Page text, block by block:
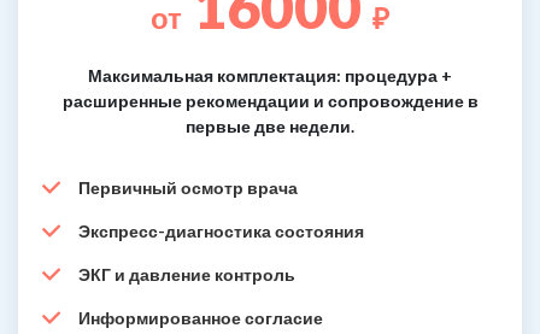
от ₽
Максимальная комплектация: процедура +
расширенные рекомендации и сопровождение в
первые две недели.
Первичный осмотр врача
Экспресс-диагностика состояния
ЭКГ и давление контроль
Информированное согласие